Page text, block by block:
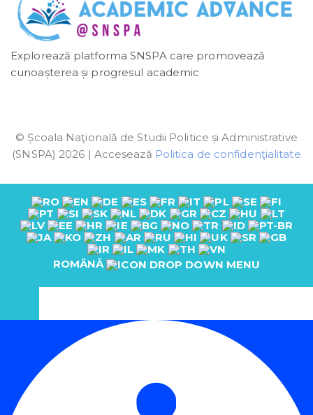
Explorează platforma SNSPA care promovează
cunoașterea și progresul academic
© Școala Naţională de Studii Politice și Administrative
(SNSPA) 2026 | Accesează Politica de confidenţialitate
ROMÂNĂ